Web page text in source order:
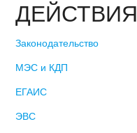
ДЕЙСТВИЯ
Законодательство
МЭС и КДП
ЕГАИС
ЭВС